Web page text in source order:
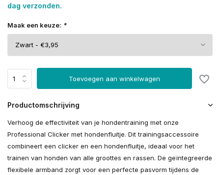
dag verzonden.
Maak een keuze: *
Toevoegen aan winkelwagen
Productomschrijving
Verhoog de effectiviteit van je hondentraining met onze
Professional Clicker met hondenfluitje. Dit trainingsaccessoire
combineert een clicker en een hondenfluitje, ideaal voor het
trainen van honden van alle groottes en rassen. De geïntegreerde
flexibele armband zorgt voor een perfecte pasvorm tijdens de